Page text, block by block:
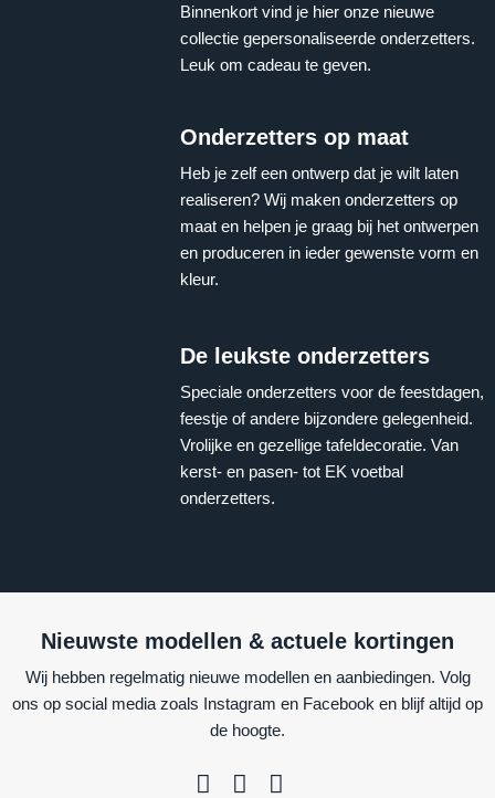
Binnenkort vind je hier onze nieuwe
collectie gepersonaliseerde onderzetters.
Leuk om cadeau te geven.
Onderzetters op maat
Heb je zelf een ontwerp dat je wilt laten
realiseren? Wij maken onderzetters op
maat en helpen je graag bij het ontwerpen
en produceren in ieder gewenste vorm en
kleur.
De leukste onderzetters
Speciale onderzetters voor de feestdagen,
feestje of andere bijzondere gelegenheid.
Vrolijke en gezellige tafeldecoratie. Van
kerst- en pasen- tot EK voetbal
onderzetters.
Nieuwste modellen & actuele kortingen
Wij hebben regelmatig nieuwe modellen en aanbiedingen. Volg
ons op social media zoals Instagram en Facebook en blijf altijd op
de hoogte.